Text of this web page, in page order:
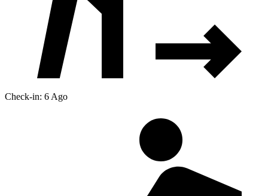
Check-in: 6 Ago